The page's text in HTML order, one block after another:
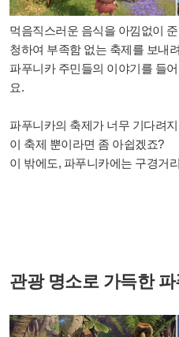
먹음직스러운 음식을 아낌없이
청하여 부족함 없는 축제를 보내
파푸니카 주민들의 이야기를 들
요.
파푸니카의 축제가 너무 기다려
이 축제 뿐이라면 좀 아쉽겠죠?
이 밖에도, 파푸니카에는 구경거
관광 명소로 가득한